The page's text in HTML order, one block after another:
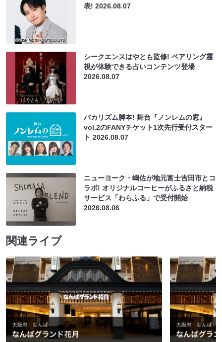
表!2026.08.07
シークエンスはやとも監修! ペアリング霊
視が体験できる占いコンテンツ登場
2026.08.07
バカリズム脚本! 舞台『ノンレムの窓』
vol.2のFANYチケット1次先行受付スター
ト2026.08.07
ニューヨーク・嶋佐が地元富士吉田市とコ
ラボ! オリジナルコーヒーがふるさと納税
サービス「わらふる」で受付開始
2026.08.06
関連ライブ